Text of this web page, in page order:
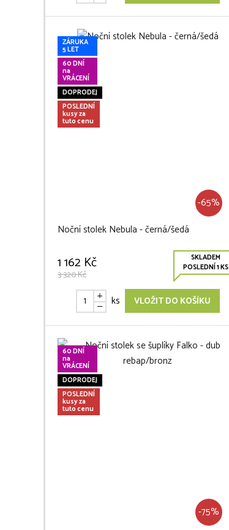
ZÁRUKA
5 LET
60 DNÍ
na
VRÁCENÍ
DOPRODEJ
POSLEDNÍ
kusy za
tuto cenu
-65%
Noční stolek Nebula - černá/šedá
1 162 Kč
3 320 Kč
SKLADEM
POSLEDNÍ 1 KS
ks VLOŽIT DO KOŠÍKU
60 DNÍ
na
VRÁCENÍ
DOPRODEJ
POSLEDNÍ
kusy za
tuto cenu
-75%